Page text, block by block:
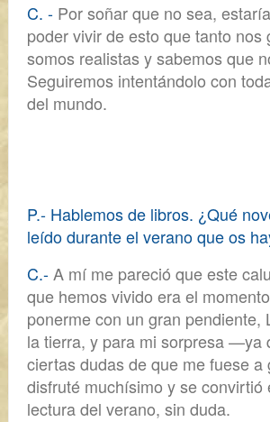
C. - Por soñar que no sea,
poder vivir de esto que tanto nos
somos realistas y sabemos que
Seguiremos intentándolo con
del mundo.
P.- Hablemos de libros. ¿Qué
leído durante el verano que os
C.-A mí me pareció que este
que hemos vivido era el
ponerme con un gran pendiente,
la tierra, y para mi sorpresa —ya
ciertas dudas de que me fuese
disfruté muchísimo y se convirtió
lectura del verano, sin duda.